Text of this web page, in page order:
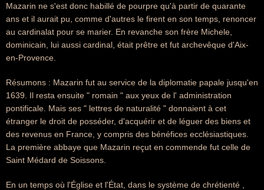
Mazarin ne s'est donc habillé de pourpre qu'à partir de quarante
ans et il aurait pu, comme d'autres le firent en son temps, renoncer
au cardinalat pour se marier. En revanche son frère Michele,
dominicain, lui aussi cardinal, était prêtre et fut archevêque d'Aix-
en-Provence.
Résumons : Mazarin fut au service de la diplomatie papale jusqu'en
1639. Il resta ensuite " romain " aux yeux de l' administration
pontificale. Mais ses " lettres de naturalité " donnaient à cet
étranger le droit de posséder, d'acquérir et de léguer des biens et
des revenus en France, y compris des bénéfices ecclésiastiques.
La première abbaye que Mazarin reçut en commende fut celle de
Saint Médard de Soissons.
En un temps où l'Église et l'État, dans le système de chrétienté ,